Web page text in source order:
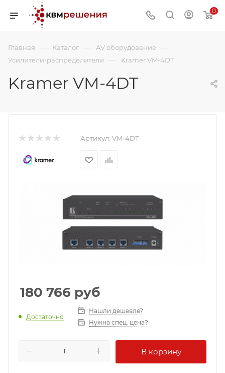
0
Главная — Каталог — AV оборудование —
Усилители-распределители — Kramer VM-4DT
Kramer VM-4DT
Артикул: VM-4DT
180 766 руб
Достаточно
Нашли дешевле?
Нужна спец. цена?
В корзину